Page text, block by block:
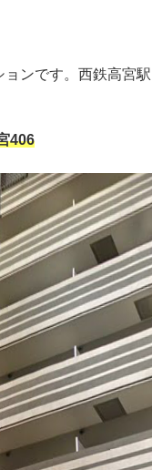
ンです。西鉄高宮
406